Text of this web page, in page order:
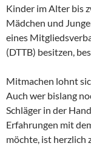
Kinder im Alter bis
Mädchen und
eines
(DTTB) besitzen,
Mitmachen lohnt
Auch wer bislang
Schläger in der
Erfahrungen mit
möchte, ist herzlich